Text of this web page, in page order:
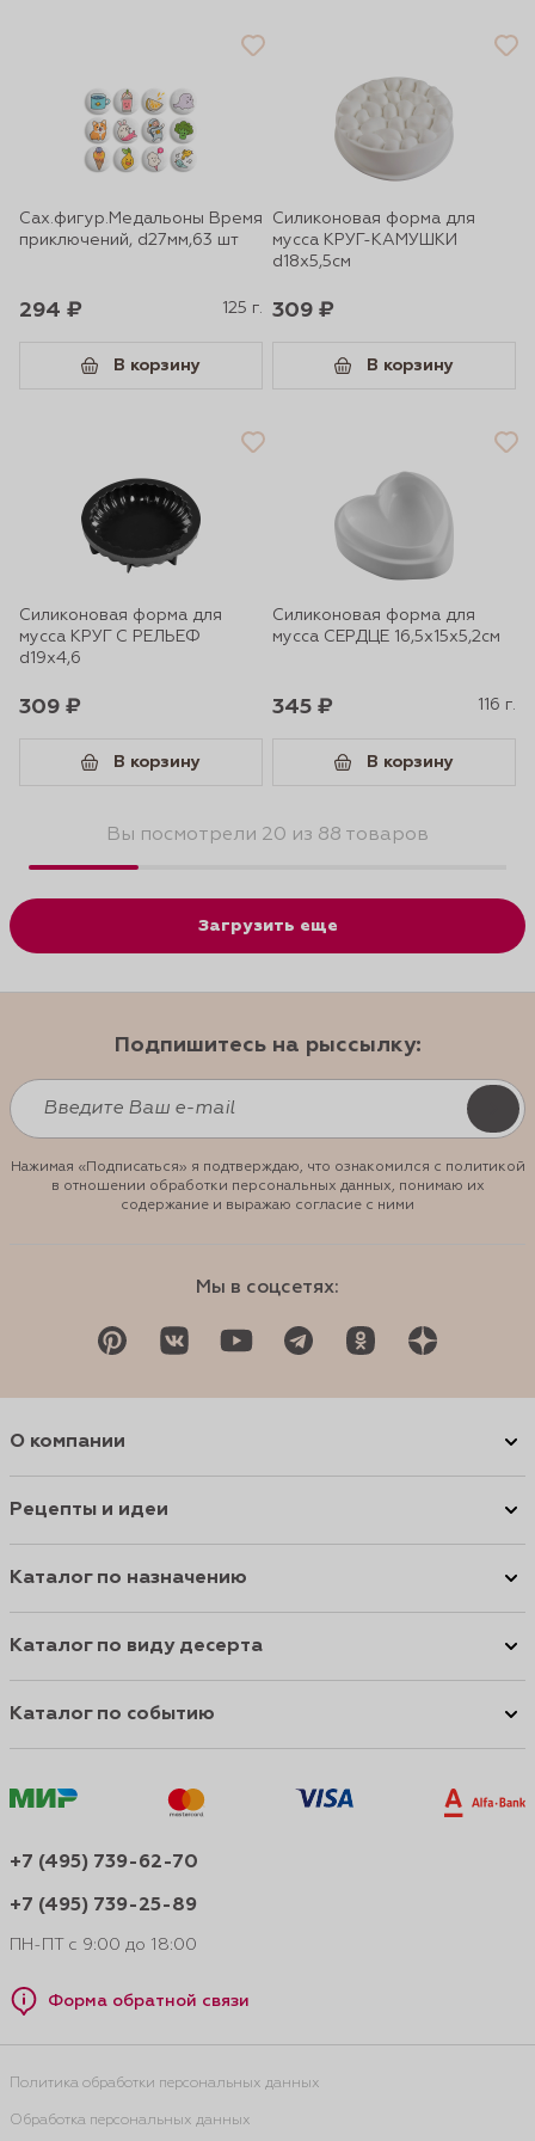
Сах.фигур.Медальоны Время
приключений, d27мм,63 шт
294 ₽ 125 г.
В корзину
Силиконовая форма для
мусса КРУГ-КАМУШКИ
d18х5,5см
309 ₽
В корзину
Силиконовая форма для
мусса КРУГ С РЕЛЬЕФ
d19х4,6
309 ₽
В корзину
Силиконовая форма для
мусса СЕРДЦЕ 16,5х15х5,2см
345 ₽ 116 г.
В корзину
Вы посмотрели 20 из 88 товаров
Загрузить еще
Подпишитесь на рыссылку:
Нажимая «Подписаться» я подтверждаю, что ознакомился с политикой
в отношении обработки персональных данных, понимаю их
содержание и выражаю согласие с ними
Мы в соцсетях:
О компании
Рецепты и идеи
Каталог по назначению
Каталог по виду десерта
Каталог по событию
+7 (495) 739-62-70
+7 (495) 739-25-89
ПН-ПТ с 9:00 до 18:00
Форма обратной связи
Политика обработки персональных данных
Обработка персональных данных